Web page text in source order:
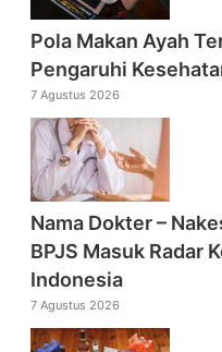
Pola Makan Ayah
Pengaruhi
7 Agustus 2026
Nama Dokter –
BPJS Masuk Radar
Indonesia
7 Agustus 2026